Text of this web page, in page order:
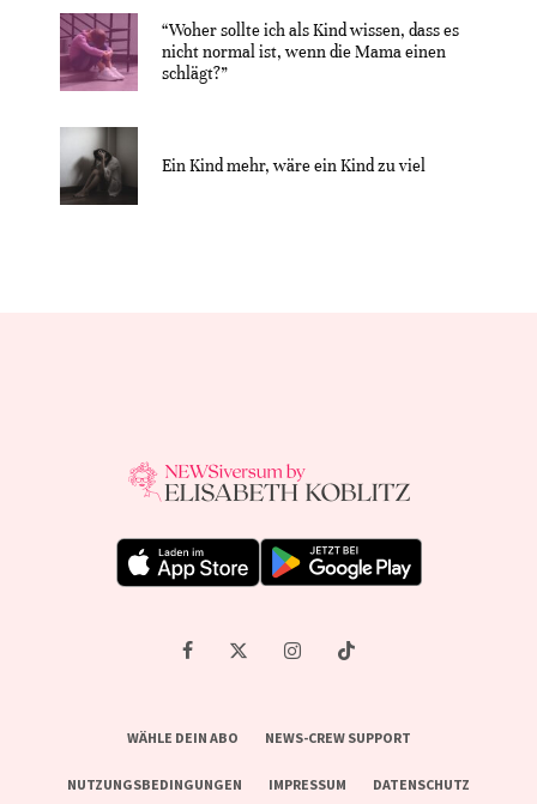
“Woher sollte ich als Kind wissen, dass es
nicht normal ist, wenn die Mama einen
schlägt?”
Ein Kind mehr, wäre ein Kind zu viel
WÄHLE DEIN ABO NEWS-CREW SUPPORT
NUTZUNGSBEDINGUNGEN IMPRESSUM DATENSCHUTZ